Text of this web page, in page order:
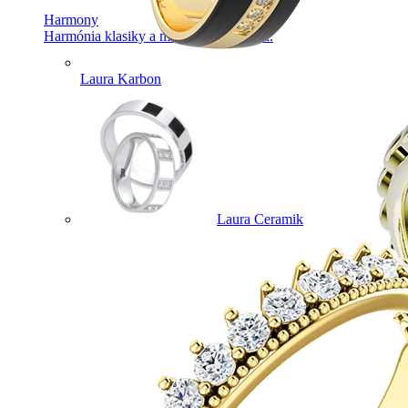
Harmony
Harmónia klasiky a moderného dizajnu.
Laura Karbon
Laura Ceramik